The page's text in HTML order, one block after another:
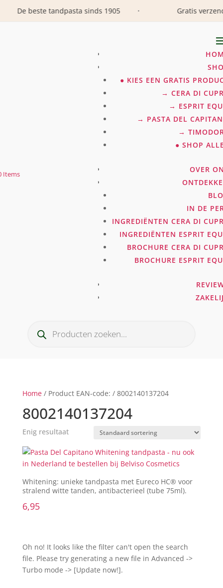
De beste tandpasta sinds 1905 Gratis
Items
● KIES EEN GRATIS
→ CERA DI
→ ESPRIT
→ PASTA DEL
→
● SHOP
OVER
IN DE
INGREDIËNTEN CERA DI
INGREDIËNTEN ESPRIT
BROCHURE CERA DI
BROCHURE ESPRIT
zoeken
Home/ Product EAN-code: / 8002140137204
8002140137204
Enig resultaat
Whitening: unieke tandpasta met Eureco HC® voor
stralend witte tanden, antibacterieel (tube 75ml).
6,95
Oh no! It looks like the filter can't open the search
file. Please try generating a new file in Advanced ->
Turbo mode -> [Update now!].